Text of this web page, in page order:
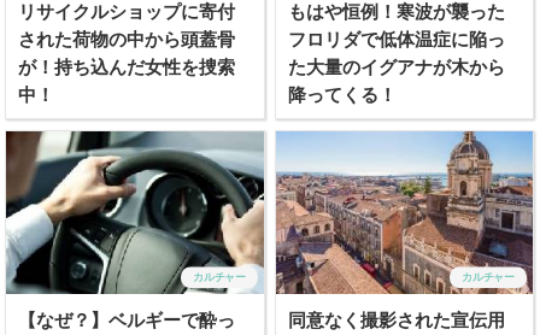
リサイクルショップに寄付
された荷物の中から頭蓋骨
が！持ち込んだ女性を捜索
中！
もはや恒例！寒波が襲った
フロリダで低体温症に陥っ
た大量のイグアナが木から
降ってくる！
【なぜ？】ベルギーで酔っ
カルチャー
同意なく撮影された宣伝用
カルチャー